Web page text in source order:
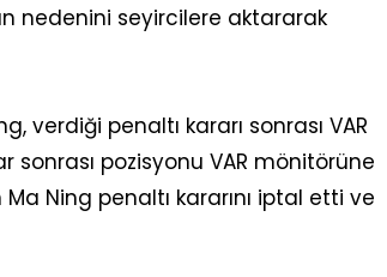
nedenini seyircilere aktararak
verdiği penaltı kararı sonrası VAR
sonrası pozisyonu VAR mönitörüne
Ning penaltı kararını iptal etti ve